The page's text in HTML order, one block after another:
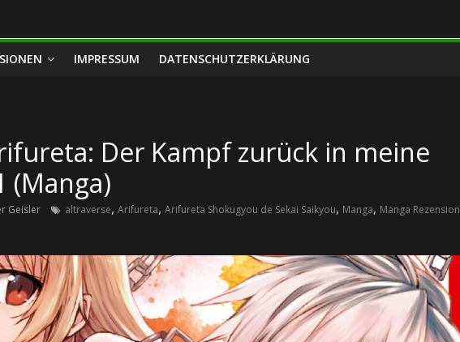
IMPRESSUM DATENSCHUTZERKLÄRUNG
Der Kampf zurück in meine
(Manga)
Geisler altraverse, Arifureta, Arifureta Shokugyou de Sekai Saikyou, Manga, Manga Rezension